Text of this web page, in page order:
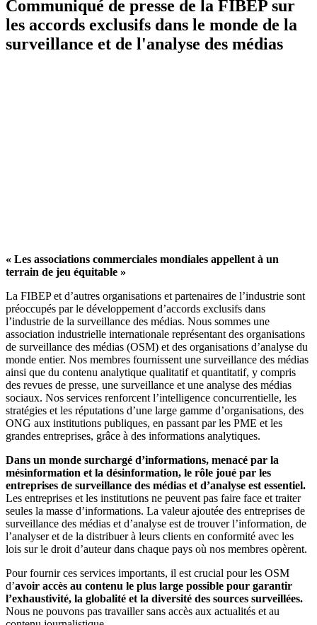
Communiqué de presse de la FIBEP sur
les accords exclusifs dans le monde de la
surveillance et de l'analyse des médias
« Les associations commerciales mondiales appellent à un
terrain de jeu équitable »
La FIBEP et d’autres organisations et partenaires de l’industrie sont
préoccupés par le développement d’accords exclusifs dans
l’industrie de la surveillance des médias. Nous sommes une
association industrielle internationale représentant des organisations
de surveillance des médias (OSM) et des organisations d’analyse du
monde entier. Nos membres fournissent une surveillance des médias
ainsi que du contenu analytique qualitatif et quantitatif, y compris
des revues de presse, une surveillance et une analyse des médias
sociaux. Nos services renforcent l’intelligence concurrentielle, les
stratégies et les réputations d’une large gamme d’organisations, des
ONG aux institutions publiques, en passant par les PME et les
grandes entreprises, grâce à des informations analytiques.
Dans un monde surchargé d’informations, menacé par la
mésinformation et la désinformation, le rôle joué par les
entreprises de surveillance des médias et d’analyse est essentiel.
Les entreprises et les institutions ne peuvent pas faire face et traiter
seules la masse d’informations. La valeur ajoutée des entreprises de
surveillance des médias et d’analyse est de trouver l’information, de
l’analyser et de la distribuer à leurs clients en conformité avec les
lois sur le droit d’auteur dans chaque pays où nos membres opèrent.
Pour fournir ces services importants, il est crucial pour les OSM
d’avoir accès au contenu le plus large possible pour garantir
l’exhaustivité, la globalité et la diversité des sources surveillées.
Nous ne pouvons pas travailler sans accès aux actualités et au